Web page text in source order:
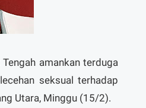
amankan terduga
seksual terhadap
Utara, Minggu (15/2).